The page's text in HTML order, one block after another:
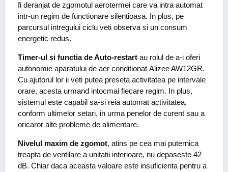
fi deranjat de zgomotul aerotermei care va intra automat
intr-un regim de functionare silentioasa. In plus, pe
parcursul intregului ciclu veti observa si un consum
energetic redus.
Timer-ul si functia de Auto-restart au rolul de a-i oferi
autonomie aparatului de aer conditionat Alizee AW12GR.
Cu ajutorul lor ii veti putea preseta activitatea pe intervale
orare, acesta urmand intocmai fiecare regim. In plus,
sistemul este capabil sa-si reia automat activitatea,
conform ultimelor setari, in urma penelor de curent sau a
oricaror alte probleme de alimentare.
Nivelul maxim de zgomot, atins pe cea mai puternica
treapta de ventilare a unitatii interioare, nu depaseste 42
dB. Chiar daca aceasta valoare este insuficienta pentru a